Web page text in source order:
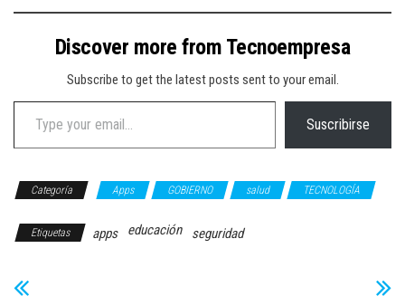
Discover more from Tecnoempresa
Subscribe to get the latest posts sent to your email.
Type your email…
Suscribirse
Categoría Apps GOBIERNO salud TECNOLOGÍA
Etiquetas apps educación seguridad